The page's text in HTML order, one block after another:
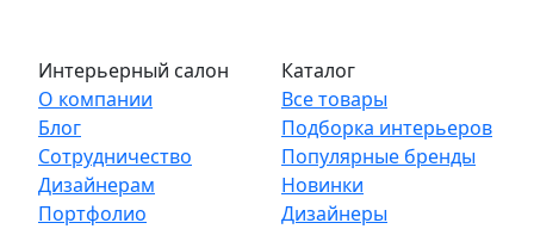
Интерьерный салон
О компании
Блог
Сотрудничество
Дизайнерам
Портфолио
Каталог
Все товары
Подборка интерьеров
Популярные бренды
Новинки
Дизайнеры